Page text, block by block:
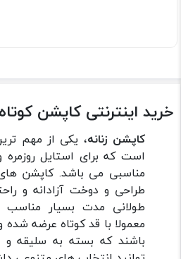
خرید اینترنتی کاپشن
کاپشن زنانه، یکی از مهم
است که برای استایل
مناسبی می باشد. کاپشن
طراحی و دوخت آزادانه و
طولانی مدت بسیار مناسب
معمولا با قد کوتاه عرضه
باشند که بسته به سلیقه